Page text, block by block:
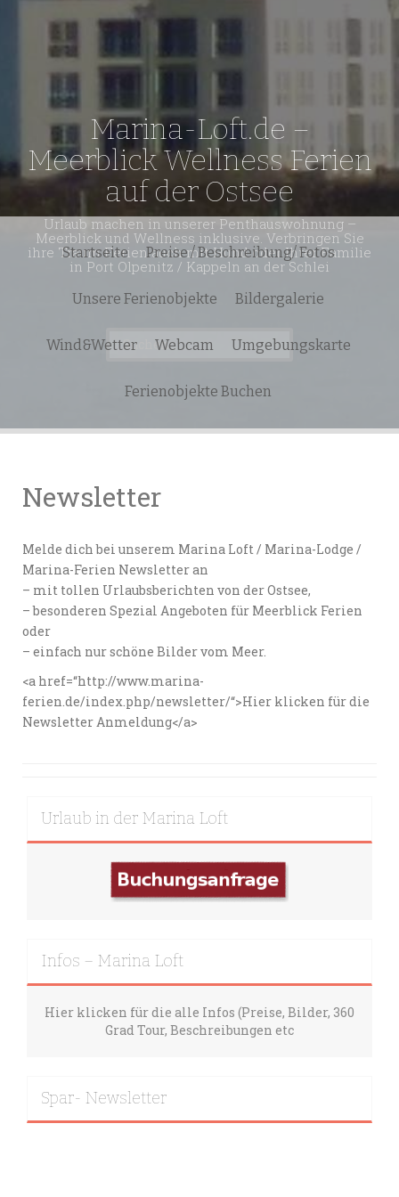
Marina-Loft.de –
Meerblick Wellness Ferien
auf der Ostsee
Urlaub machen in unserer Penthauswohnung –
Meerblick und Wellness inklusive. Verbringen Sie
ihre Traum Ferien auch mit Hund oder Ihrer Familie
in Port Olpenitz / Kappeln an der Schlei
nach:
Startseite Preise / Beschreibung/ Fotos
Unsere Ferienobjekte Bildergalerie
Wind&Wetter Webcam Umgebungskarte
Ferienobjekte Buchen
Newsletter
Melde dich bei unserem Marina Loft / Marina-Lodge /
Marina-Ferien Newsletter an
– mit tollen Urlaubsberichten von der Ostsee,
– besonderen Spezial Angeboten für Meerblick Ferien
oder
– einfach nur schöne Bilder vom Meer.
<a href=“http://www.marina-
ferien.de/index.php/newsletter/“>Hier klicken für die
Newsletter Anmeldung</a>
Urlaub in der Marina Loft
Infos – Marina Loft
Hier klicken für die alle Infos (Preise, Bilder, 360
Grad Tour, Beschreibungen etc
Spar- Newsletter